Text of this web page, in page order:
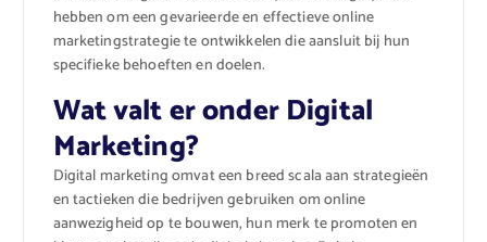
hebben om een gevarieerde en effectieve online
marketingstrategie te ontwikkelen die aansluit bij hun
specifieke behoeften en doelen.
Wat valt er onder Digital
Marketing?
Digital marketing omvat een breed scala aan strategieën
en tactieken die bedrijven gebruiken om online
aanwezigheid op te bouwen, hun merk te promoten en